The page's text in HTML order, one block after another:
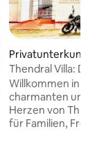
Privatunterkunft
Thendral Villa:
Rückzugsort in
Willkommen in
charmanten und
Herzen von
für Familien,